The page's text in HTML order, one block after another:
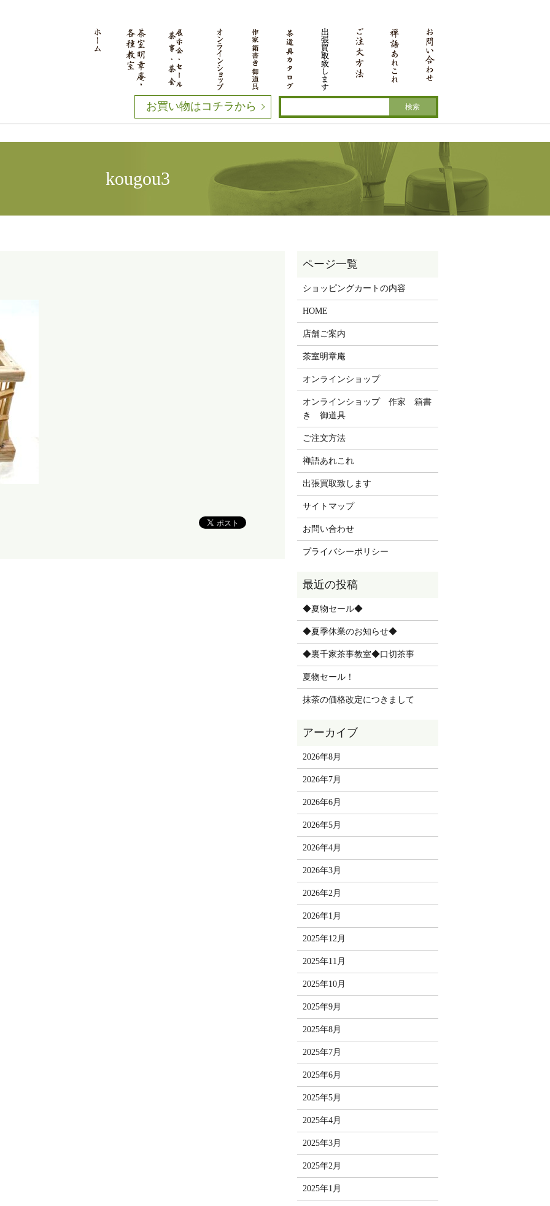
お買い物はコチラから
kougou3
ショッピングカートの内容
HOME
店舗ご案内
茶室明章庵
オンラインショップ
オンラインショップ 作家 箱書
き 御道具
ご注文方法
禅語あれこれ
出張買取致します
サイトマップ
お問い合わせ
プライバシーポリシー
◆夏物セール◆
◆夏季休業のお知らせ◆
◆裏千家茶事教室◆口切茶事
夏物セール！
抹茶の価格改定につきまして
2026年8月
2026年7月
2026年6月
2026年5月
2026年4月
2026年3月
2026年2月
2026年1月
2025年12月
2025年11月
2025年10月
2025年9月
2025年8月
2025年7月
2025年6月
2025年5月
2025年4月
2025年3月
2025年2月
2025年1月